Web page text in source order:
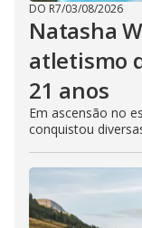
DO R7/03/08/2026
Natasha
atletismo
21 anos
Em ascensão no
conquistou